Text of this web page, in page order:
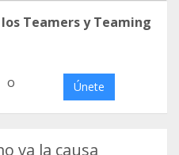
Teamers y Teaming
o Únete
va la causa